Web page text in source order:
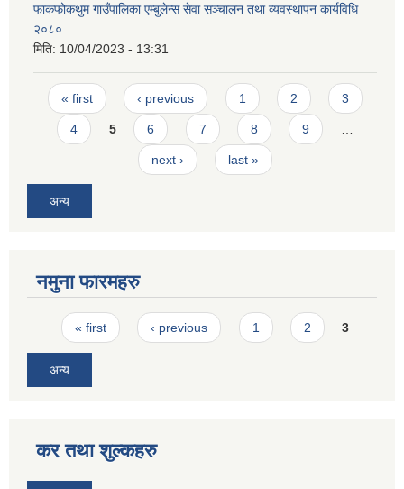
फाकफोकथुम गाउँपालिका एम्बुलेन्स सेवा सञ्चालन तथा व्यवस्थापन कार्यविधि
२०८०
मिति: 10/04/2023 - 13:31
Pages
« first ‹ previous 1 2 3
4 5 6 7 8 9
next › last »
अन्य
नमुना फारमहरु
Pages
« first ‹ previous 1 2 3
अन्य
कर तथा शुल्कहरु